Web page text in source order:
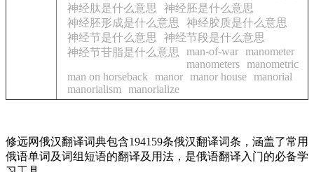
神经肽是什么意思
神经胚是什么意思
神经胚形成是什么意思
神经胶质是什么意思
神经节是什么意思
神经节段是什么意思
神经节苷脂是什么意思
man-of-war manometer
manometers manometric
man on horseback
manor manor house manorial
manorialism
manorialize
修远网俄汉翻译词典包含194159条俄汉翻译词条，涵盖了常用
俄语单词及词组短语的翻译及用法，是俄语翻译入门的必备学